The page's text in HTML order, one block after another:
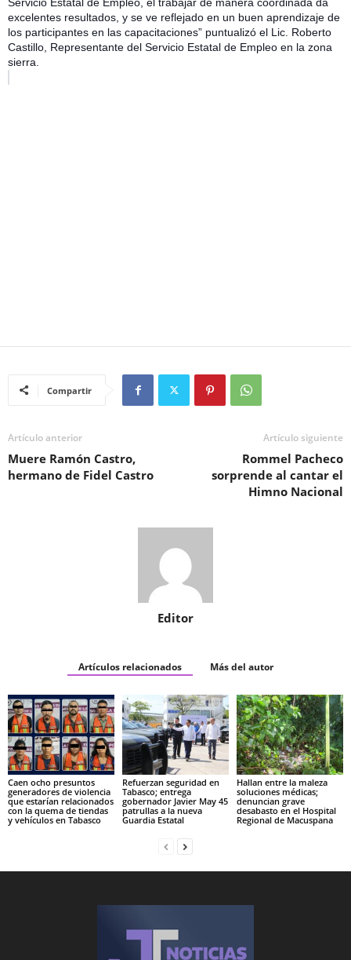
excelentes resultados, y se ve reflejado en un buen aprendizaje de
los participantes en las capacitaciones” puntualizó el Lic. Roberto
Castillo, Representante del Servicio Estatal de Empleo en la zona
sierra.
Compartir
Artículo anterior
Muere Ramón Castro,
hermano de Fidel Castro
Artículo siguiente
Rommel Pacheco
sorprende al cantar el
Himno Nacional
Editor
Artículos relacionados Más del autor
Caen ocho presuntos
generadores de violencia
que estarían relacionados
con la quema de tiendas
y vehículos en Tabasco
Refuerzan seguridad en
Tabasco; entrega
gobernador Javier May 45
patrullas a la nueva
Guardia Estatal
Hallan entre la maleza
soluciones médicas;
denuncian grave
desabasto en el Hospital
Regional de Macuspana